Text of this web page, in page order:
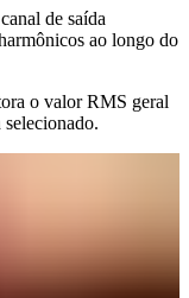
de saída
ao longo do
o valor RMS geral